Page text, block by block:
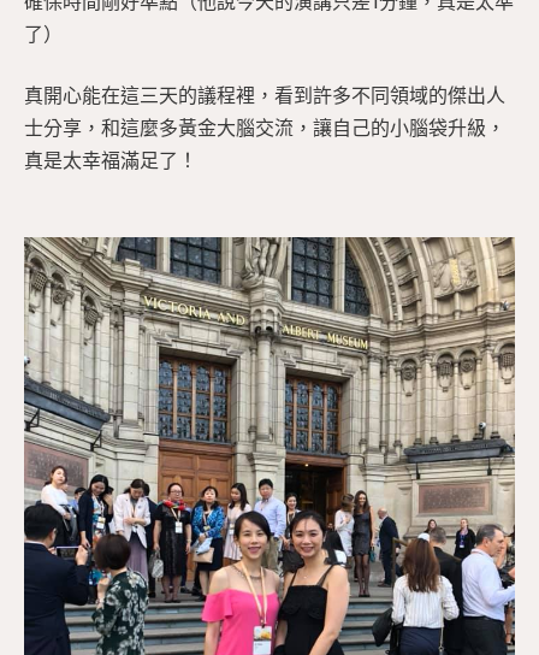
了）
真開心能在這三天的議程裡，看到許多不同領域的傑出人
士分享，和這麼多黃金大腦交流，讓自己的小腦袋升級，
真是太幸福滿足了！